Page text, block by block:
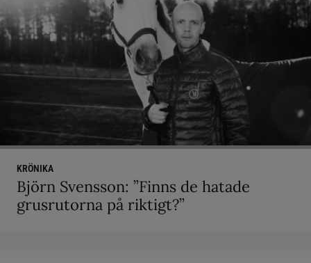
KRÖNIKA
Björn Svensson: ”Finns de hatade
grusrutorna på riktigt?”